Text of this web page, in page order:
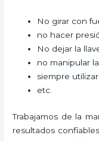
No girar con
no hacer
No dejar la
no manipular
siempre
etc.
Trabajamos de la
resultados